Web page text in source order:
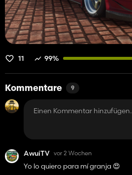
11 99%
Kommentare 9
AwuiTV vor 2 Wochen
Yo lo quiero para mí granja 😍